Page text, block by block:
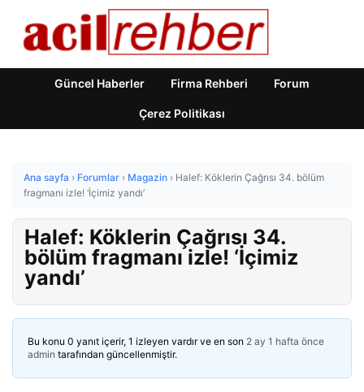
Güncel Haberler Firma Rehberi Forum
Çerez Politikası
Ana sayfa › Forumlar › Magazin › Halef: Köklerin Çağrısı 34. bölüm
fragmanı izle! ‘İçimiz yandı’
Halef: Köklerin Çağrısı 34.
bölüm fragmanı izle! ‘İçimiz
yandı’
Bu konu 0 yanıt içerir, 1 izleyen vardır ve en son 2 ay 1 hafta önce
admin tarafından güncellenmiştir.